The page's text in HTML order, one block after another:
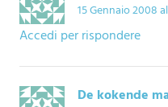
15 Gennaio 2008
Accedi per rispondere
De kokende